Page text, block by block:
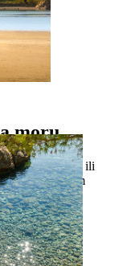
moru
Suha punta ili
s popularnom